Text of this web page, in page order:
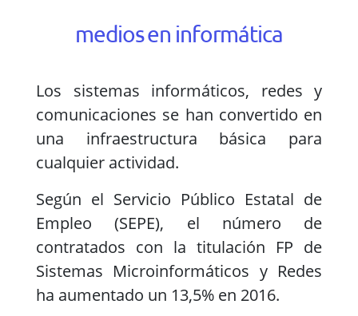
medios en informática
Los sistemas informáticos, redes y
comunicaciones se han convertido en
una infraestructura básica para
cualquier actividad.
Según el Servicio Público Estatal de
Empleo (SEPE), el número de
contratados con la titulación FP de
Sistemas Microinformáticos y Redes
ha aumentado un 13,5% en 2016.